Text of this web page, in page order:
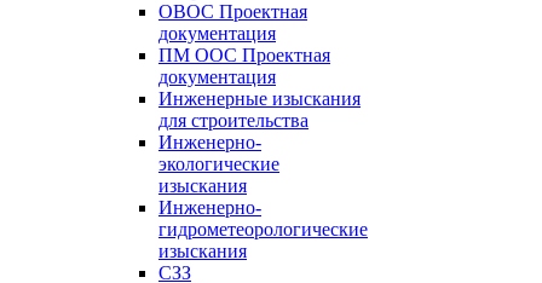
ОВОС Проектная
документация
ПМ ООС Проектная
документация
Инженерные изыскания
для строительства
Инженерно-
экологические
изыскания
Инженерно-
гидрометеорологические
изыскания
СЗЗ